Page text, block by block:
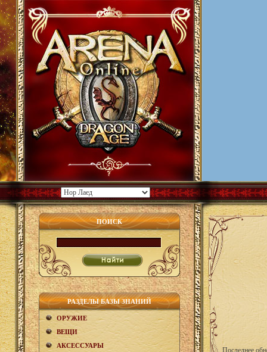
ПОИСК
РАЗДЕЛЫ БАЗЫ ЗНАНИЙ
ОРУЖИЕ
ВЕЩИ
АКCЕСCУАРЫ
Последнее